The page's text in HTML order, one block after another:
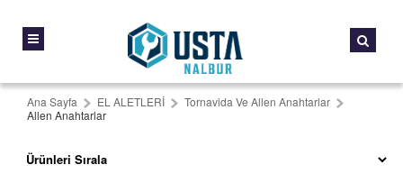
Ana Sayfa EL ALETLERİ
Tornavida Ve Allen Anahtarlar
Allen Anahtarlar